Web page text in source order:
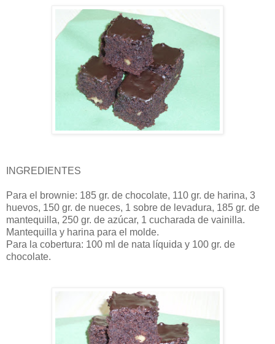
INGREDIENTES
Para el brownie: 185 gr. de chocolate, 110 gr. de harina, 3
huevos, 150 gr. de nueces, 1 sobre de levadura, 185 gr. de
mantequilla, 250 gr. de azúcar, 1 cucharada de vainilla.
Mantequilla y harina para el molde.
Para la cobertura: 100 ml de nata líquida y 100 gr. de
chocolate.